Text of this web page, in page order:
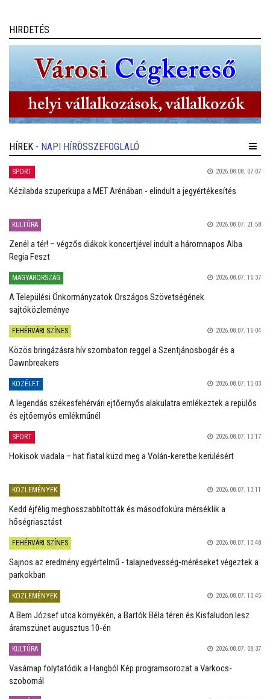
HIRDETÉS
HÍREK - NAPI HÍRÖSSZEFOGLALÓ
SPORT 2026.08.08. 07:07
Kézilabda szuperkupa a MET Arénában - elindult a jegyértékesítés
KULTÚRA 2026.08.07. 21:58
Zenél a tér! – végzős diákok koncertjével indult a háromnapos Alba
Regia Feszt
MAGYARORSZÁG 2026.08.07. 16:37
A Települési Önkormányzatok Országos Szövetségének
sajtóközleménye
FEHÉRVÁRI SZÍNES 2026.08.07. 16:04
Közös bringázásra hív szombaton reggel a Szentjánosbogár és a
Dawnbreakers
KÖZÉLET 2026.08.07. 15:03
A legendás székesfehérvári ejtőernyős alakulatra emlékeztek a repülős
és ejtőernyős emlékműnél
SPORT 2026.08.07. 13:17
Hokisok viadala – hat fiatal küzd meg a Volán-keretbe kerülésért
KÖZLEMÉNYEK 2026.08.07. 13:11
Kedd éjfélig meghosszabbították és másodfokúra mérséklik a
hőségriasztást
FEHÉRVÁRI SZÍNES 2026.08.07. 10:48
Sajnos az eredmény egyértelmű - talajnedvesség-méréseket végeztek a
parkokban
KÖZLEMÉNYEK 2026.08.07. 10:45
A Bem József utca környékén, a Bartók Béla téren és Kisfaludon lesz
áramszünet augusztus 10-én
KULTÚRA 2026.08.07. 08:37
Vasárnap folytatódik a Hangból Kép programsorozat a Varkocs-
szobornál